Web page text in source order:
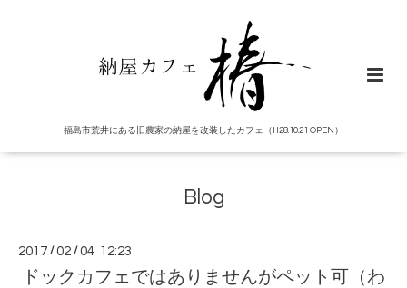
福島市荒井にある旧農家の納屋を改装したカフェ（H28.10.21 OPEN）
Blog
2017 /02 /04 12:23
ドックカフェではありませんがペット可（わ